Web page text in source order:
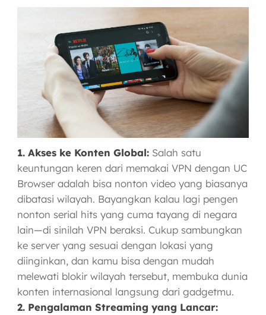
1. Akses ke Konten Global:Salah satu
keuntungan keren dari memakai VPN dengan UC
Browser adalah bisa nonton video yang biasanya
dibatasi wilayah. Bayangkan kalau lagi pengen
nonton serial hits yang cuma tayang di negara
lain—di sinilah VPN beraksi. Cukup sambungkan
ke server yang sesuai dengan lokasi yang
diinginkan, dan kamu bisa dengan mudah
melewati blokir wilayah tersebut, membuka dunia
konten internasional langsung dari gadgetmu.
2. Pengalaman Streaming yang Lancar: